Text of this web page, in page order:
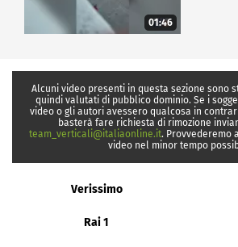
01:46
Alcuni video presenti in questa sezione sono
quindi valutati di pubblico dominio. Se i
video o gli autori avessero qualcosa in
basterà fare richiesta di rimozione
team_verticali@italiaonline.it. Provvederemo
video nel minor tempo
Verissimo
Rai 1